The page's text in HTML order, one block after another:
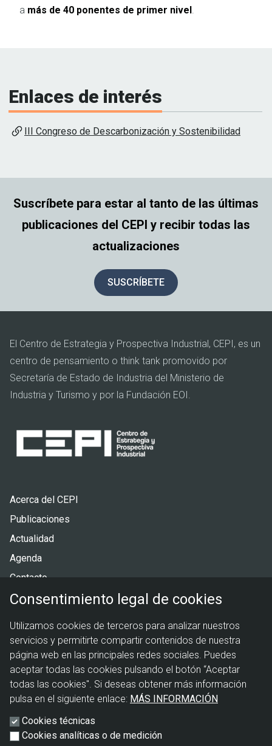
a más de 40 ponentes de primer nivel .
Enlaces de interés
III Congreso de Descarbonización y Sostenibilidad
Suscríbete para estar al tanto de las últimas
publicaciones del CEPI y recibir todas las
actualizaciones
SUSCRÍBETE
El Centro de Estrategia y Prospectiva Industrial, CEPI, es un
centro de pensamiento o think tank promovido por
Secretaría de Estado de Industria del Ministerio de
Industria y Turismo y por la Fundación EOI.
Pie
de
Acerca del CEPI
Publicaciones
Actualidad
Agenda
Contacto
legal
Política de cookies
Aviso legal
Consentimiento legal de cookies
Utilizamos cookies de terceros para analizar nuestros
servicios y permitirte compartir contenidos de nuestra
página web en las principales redes sociales. Puedes
aceptar todas las cookies pulsando el botón “Aceptar
todas las cookies". Si deseas obtener más información
pulsa en el siguiente enlace: MÁS INFORMACIÓN
Cookies técnicas
Cookies analíticas o de medición